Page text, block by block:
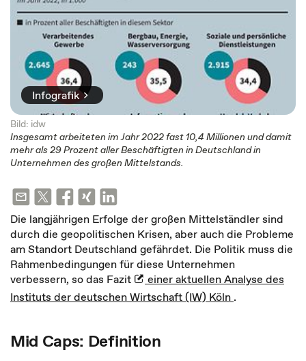
Infografik
Bild: idw
Insgesamt arbeiteten im Jahr 2022 fast 10,4 Millionen und damit
mehr als 29 Prozent aller Beschäftigten in Deutschland in
Unternehmen des großen Mittelstands.
Die langjährigen Erfolge der großen Mittelständler sind
durch die geopolitischen Krisen, aber auch die Probleme
am Standort Deutschland gefährdet. Die Politik muss die
Rahmenbedingungen für diese Unternehmen
verbessern, so das Fazit
einer aktuellen Analyse des
Instituts der deutschen Wirtschaft (IW) Köln .
Mid Caps: Definition